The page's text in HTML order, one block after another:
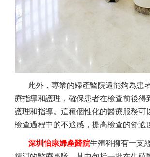
此外，專業的婦產醫院還能夠為患
療指導和護理，確保患者在檢查前後得
護理和指導。這種個性化的醫療服務可
檢查過程中的不適感，提高檢查的舒適
深圳怡康婦產醫院生殖科擁有一支